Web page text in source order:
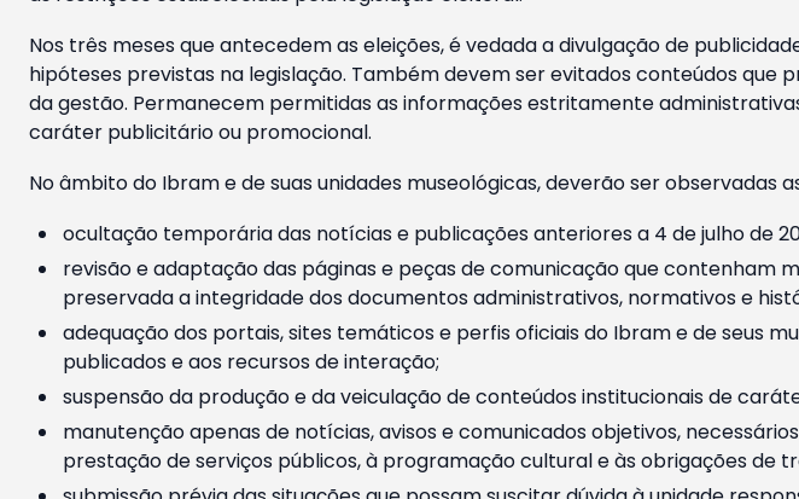
Nos três meses que antecedem as eleições, é vedada a divulgação de
hipóteses previstas na legislação. Também devem ser evitados conteúdos
da gestão. Permanecem permitidas as informações estritamente
caráter publicitário ou promocional.
No âmbito do Ibram e de suas unidades museológicas, deverão ser observadas
ocultação temporária das notícias e publicações anteriores a 4 de julho de
revisão e adaptação das páginas e peças de comunicação que contenham
preservada a integridade dos documentos administrativos, normativos e
adequação dos portais, sites temáticos e perfis oficiais do Ibram e de seus
publicados e aos recursos de interação;
suspensão da produção e da veiculação de conteúdos institucionais de
manutenção apenas de notícias, avisos e comunicados objetivos,
prestação de serviços públicos, à programação cultural e às obrigações de